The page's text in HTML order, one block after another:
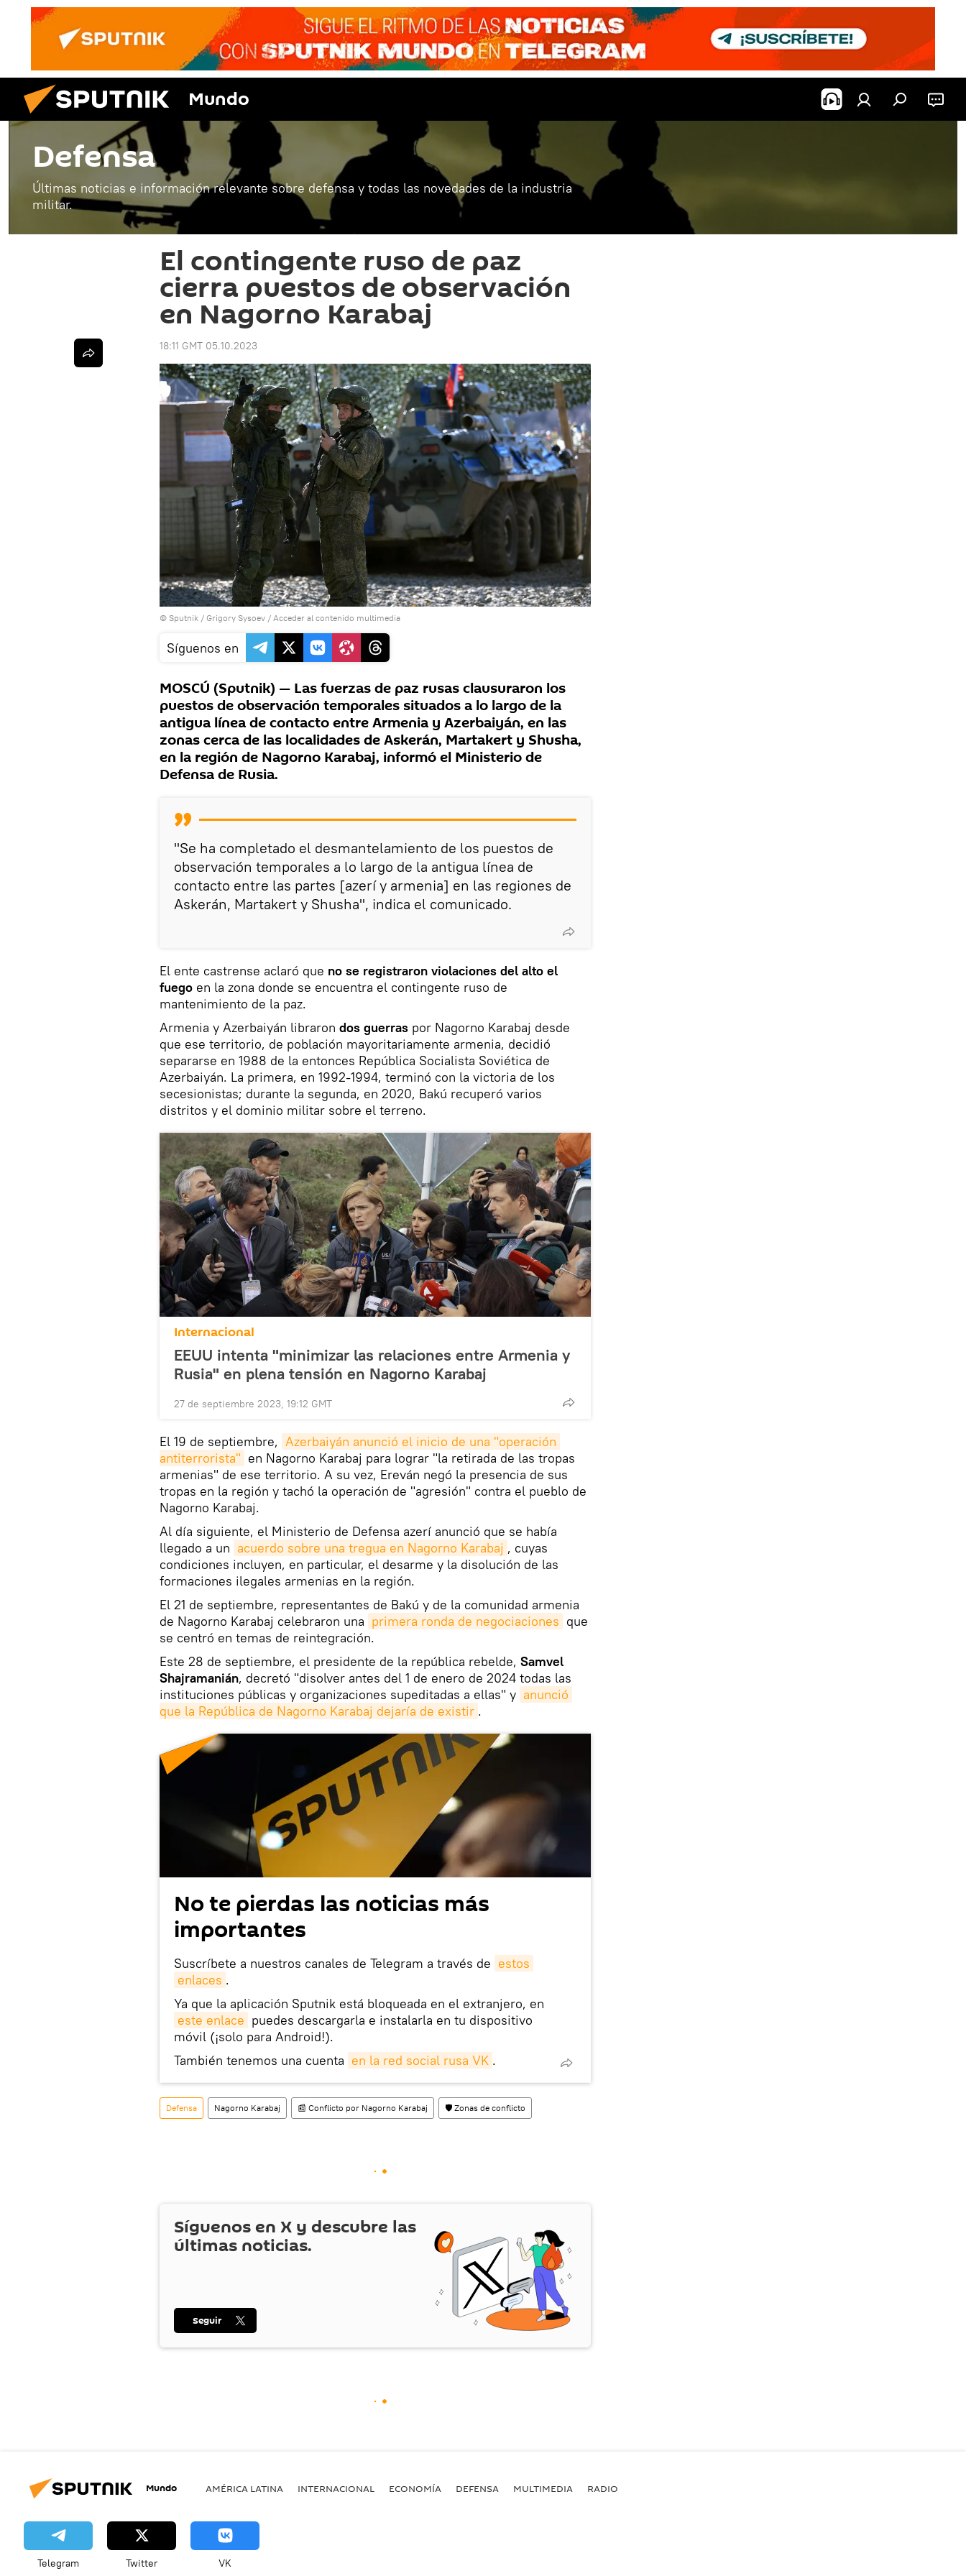
Mundo
Defensa
Últimas noticias e información relevante sobre defensa y todas las novedades de la industria
militar.
El contingente ruso de paz
cierra puestos de observación
en Nagorno Karabaj
18:11 GMT 05.10.2023
© Sputnik / Grigory Sysoev / Acceder al contenido multimedia
Síguenos en
MOSCÚ (Sputnik) — Las fuerzas de paz rusas clausuraron los
puestos de observación temporales situados a lo largo de la
antigua línea de contacto entre Armenia y Azerbaiyán, en las
zonas cerca de las localidades de Askerán, Martakert y Shusha,
en la región de Nagorno Karabaj, informó el Ministerio de
Defensa de Rusia.
"Se ha completado el desmantelamiento de los puestos de
observación temporales a lo largo de la antigua línea de
contacto entre las partes [azerí y armenia] en las regiones de
Askerán, Martakert y Shusha", indica el comunicado.
El ente castrense aclaró que no se registraron violaciones del alto el
fuego en la zona donde se encuentra el contingente ruso de
mantenimiento de la paz.
Armenia y Azerbaiyán libraron dos guerras por Nagorno Karabaj desde
que ese territorio, de población mayoritariamente armenia, decidió
separarse en 1988 de la entonces República Socialista Soviética de
Azerbaiyán. La primera, en 1992-1994, terminó con la victoria de los
secesionistas; durante la segunda, en 2020, Bakú recuperó varios
distritos y el dominio militar sobre el terreno.
Internacional
EEUU intenta "minimizar las relaciones entre Armenia y
Rusia" en plena tensión en Nagorno Karabaj
27 de septiembre 2023, 19:12 GMT
El 19 de septiembre, Azerbaiyán anunció el inicio de una "operación
antiterrorista" en Nagorno Karabaj para lograr "la retirada de las tropas
armenias" de ese territorio. A su vez, Ereván negó la presencia de sus
tropas en la región y tachó la operación de "agresión" contra el pueblo de
Nagorno Karabaj.
Al día siguiente, el Ministerio de Defensa azerí anunció que se había
llegado a un acuerdo sobre una tregua en Nagorno Karabaj , cuyas
condiciones incluyen, en particular, el desarme y la disolución de las
formaciones ilegales armenias en la región.
El 21 de septiembre, representantes de Bakú y de la comunidad armenia
de Nagorno Karabaj celebraron una primera ronda de negociaciones que
se centró en temas de reintegración.
Este 28 de septiembre, el presidente de la república rebelde, Samvel
Shajramanián, decretó "disolver antes del 1 de enero de 2024 todas las
instituciones públicas y organizaciones supeditadas a ellas" y anunció
que la República de Nagorno Karabaj dejaría de existir .
No te pierdas las noticias más
importantes
Suscríbete a nuestros canales de Telegram a través de estos
enlaces .
Ya que la aplicación Sputnik está bloqueada en el extranjero, en
este enlace puedes descargarla e instalarla en tu dispositivo
móvil (¡solo para Android!).
También tenemos una cuenta en la red social rusa VK .
Defensa Nagorno Karabaj 📰 Conflicto por Nagorno Karabaj 🛡️ Zonas de conflicto
Síguenos en X y descubre las
últimas noticias.
Seguir
Mundo AMÉRICA LATINA INTERNACIONAL ECONOMÍA DEFENSA MULTIMEDIA RADIO
Telegram Twitter VK